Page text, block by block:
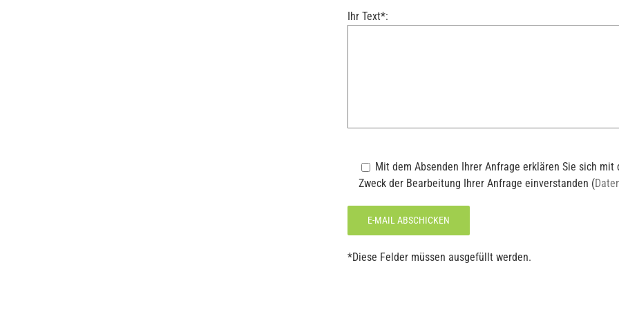
Ihr Text*:
Mit dem Absenden Ihrer Anfrage erklären Sie sich
Zweck der Bearbeitung Ihrer Anfrage einverstanden (
*Diese Felder müssen ausgefüllt werden.